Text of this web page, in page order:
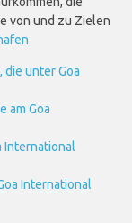
von und zu Zielen
die unter Goa
am Goa
International
International